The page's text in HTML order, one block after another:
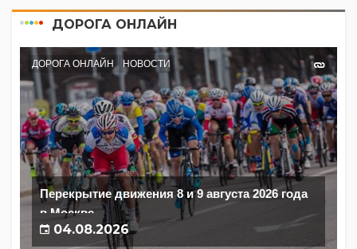
ДОРОГА ОНЛАЙН
ДОРОГА ОНЛАЙН НОВОСТИ
Перекрытие движения 8 и 9 августа 2026 года
в Москве
04.08.2026